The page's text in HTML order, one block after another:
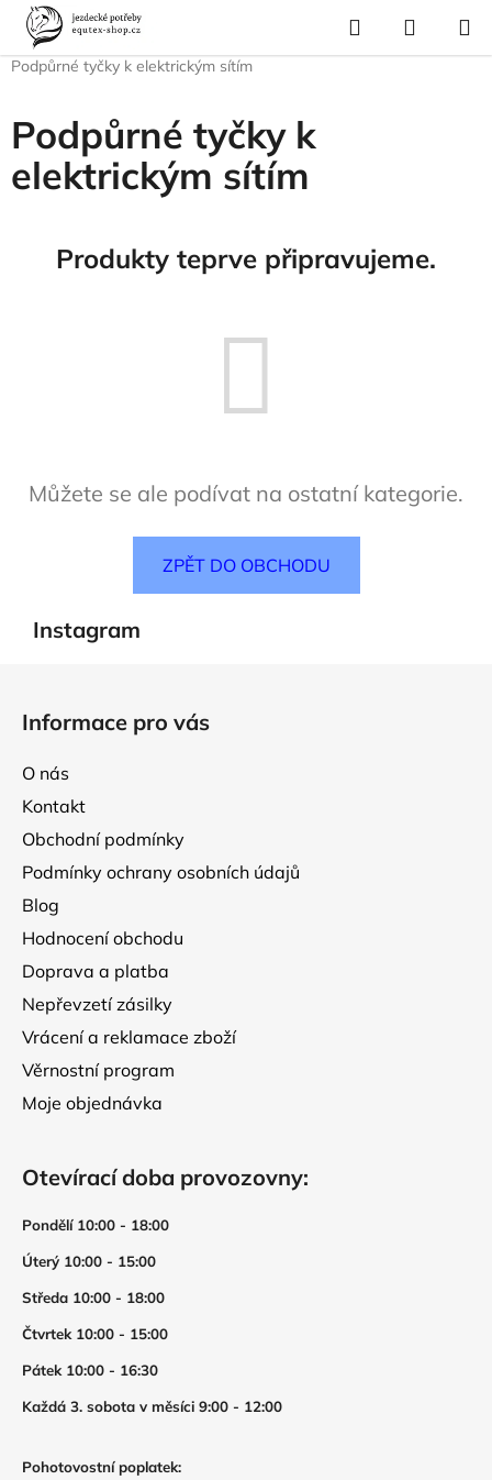
Přejít
obsah
Hledat
KOŠÍK
Domů
Vybavení stáje
Podpůrné tyčky k elektrickým sítím
Podpůrné tyčky k
elektrickým sítím
Produkty teprve připravujeme.
Můžete se ale podívat na ostatní kategorie.
ZPĚT DO OBCHODU
Instagram
Informace pro vás
O nás
Kontakt
Obchodní podmínky
Podmínky ochrany osobních údajů
Blog
Hodnocení obchodu
Doprava a platba
Nepřevzetí zásilky
Vrácení a reklamace zboží
Věrnostní program
Moje objednávka
Otevírací doba provozovny:
Pondělí 10:00 - 18:00
Úterý 10:00 - 15:00
Středa 10:00 - 18:00
Čtvrtek 10:00 - 15:00
Pátek 10:00 - 16:30
Každá 3. sobota v měsíci 9:00 - 12:00
Pohotovostní poplatek: